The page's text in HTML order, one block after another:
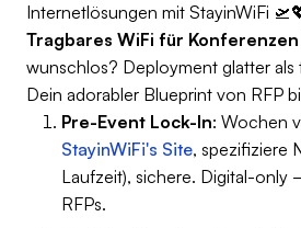
Internetlösungen mit StayinWiFi
Tragbares WiFi für
wunschlos? Deployment glatter als
Dein adorabler Blueprint von RFP
Pre-Event Lock-In: Wochen
StayinWiFi's Site, spezifiziere
Laufzeit), sichere. Digital-only
RFPs.